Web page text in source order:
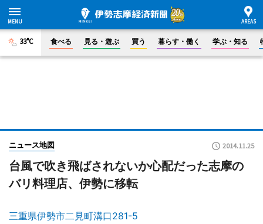
33°C 食べる 見る・遊ぶ 買う 暮らす・働く 学ぶ・知る
ニュース地図 2014.11.25
台風で吹き飛ばされないか心配だった志摩の
バリ料理店、伊勢に移転
三重県伊勢市二見町溝口281-5